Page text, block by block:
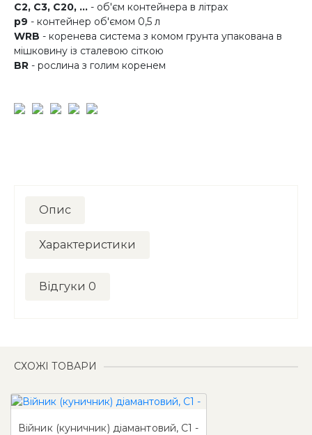
C2, C3, C20, ... - об'єм контейнера в літрах
p9 - контейнер об'ємом 0,5 л
WRB - коренева система з комом грунта упакована в
мішковину із сталевою сіткою
BR - рослина з голим коренем
Опис
Характеристики
Відгуки 0
СХОЖІ ТОВАРИ
Війник (куничник) діамантовий, C1 -